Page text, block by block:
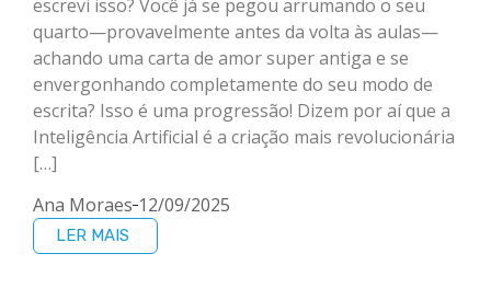
escrevi isso? Você já se pegou arrumando o seu
quarto—provavelmente antes da volta às aulas—
achando uma carta de amor super antiga e se
envergonhando completamente do seu modo de
escrita? Isso é uma progressão! Dizem por aí que a
Inteligência Artificial é a criação mais revolucionária
[…]
Ana Moraes 12/09/2025
LER MAIS